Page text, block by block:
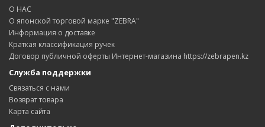
О НАС
О японской торговой марке "ZEBRA"
Информация о доставке
Краткая классификация ручек
Договор публичной оферты Интернет-магазина https://zebrapen.kz
Служба поддержки
Связаться с нами
Возврат товара
Карта сайта